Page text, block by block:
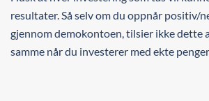
resultater. Så selv om du oppnår positiv/
gjennom demokontoen, tilsier ikke dette
samme når du investerer med ekte